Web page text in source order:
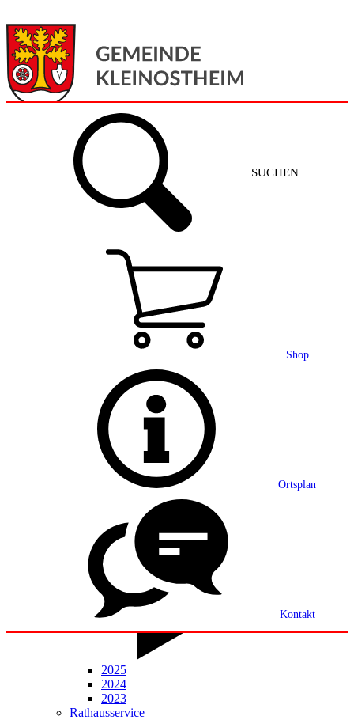
SUCHEN
Shop
Ortsplan
Kontakt
Gemeinde + Service
Grußwort
Ortsplan
Partnerschaft
Statistik
Mitteilungsblatt
2025
2024
2023
Rathausservice